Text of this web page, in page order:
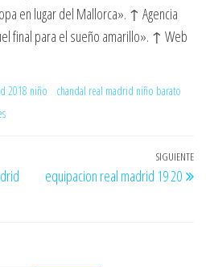
en lugar del Mallorca». ↑ Agencia
final para el sueño amarillo». ↑ Web
2018 niño
chandal real madrid niño barato
SIGUIENTE
equipacion real madrid 19 20